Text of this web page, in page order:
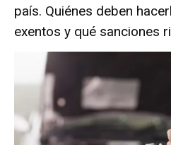
país. Quiénes deben
exentos y qué sanciones